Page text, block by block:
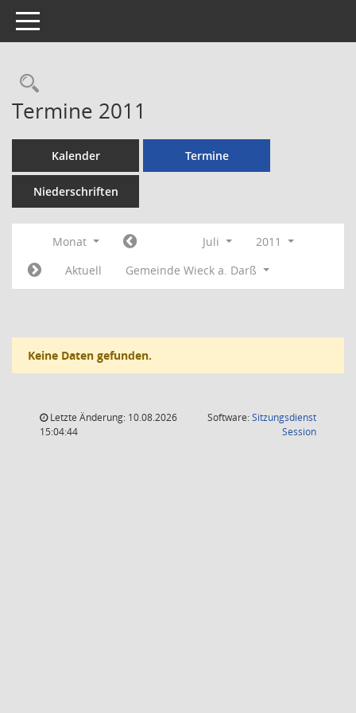
Toggle navigation
Rechercheauswahl
Termine 2011
Kalender Termine
Niederschriften
Monat Juli
2011
Aktuell
Gemeinde Wieck a. Darß
Keine Daten gefunden.
Letzte Änderung: 10.08.2026
15:04:44
Software:Sitzungsdienst
Session(Wird in